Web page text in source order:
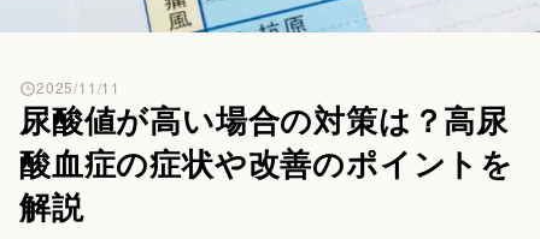
尿酸値が高い場合の対策は？高尿
酸血症の症状や改善のポイントを
解説
2025/11/11